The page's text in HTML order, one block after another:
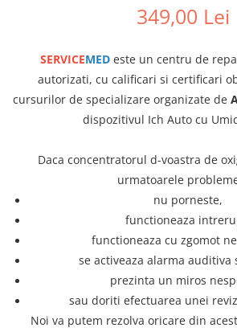
349,00 Lei
SERVICEMED este un centru de
autorizati, cu calificari si certificari
cursurilor de specializare organizate de
dispozitivul Ich Auto cu
Daca concentratorul d-voastra de
urmatoarele
nu porneste,
functioneaza
functioneaza cu zgomot
se activeaza alarma auditiva
prezinta un miros
sau doriti efectuarea unei
Noi va putem rezolva oricare din